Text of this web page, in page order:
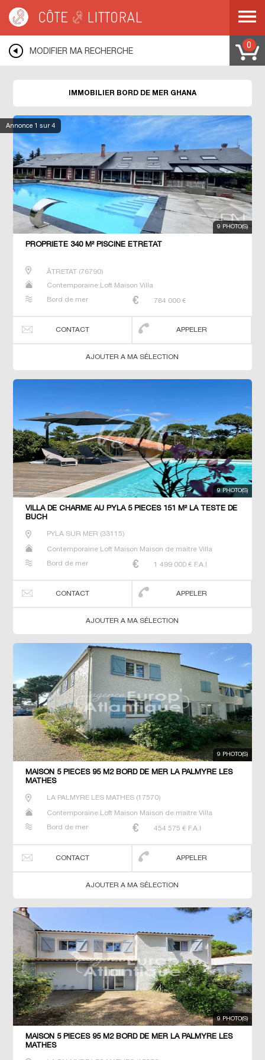
MODIFIER MA RECHERCHE
0
Annonce 1 sur 4
IMMOBILIER BORD DE MER GHANA
9 PHOTO(S)
PROPRIETE 340 M² PISCINE ETRETAT
ÃTRETAT(76790)
Contemporaine Loft Maison Villa
Bord de mer 784 000 €
CONTACT APPELER
AJOUTER A MA SÉLECTION
9 PHOTO(S)
VILLA DE CHARME AU PYLA 5 PIECES 151 M² LA TESTE DE
BUCH
PYLA SUR MER (33115)
Contemporaine Loft Maison Maison de maitre Villa
Bord de mer 1 499 000 € F.A.I
CONTACT APPELER
AJOUTER A MA SÉLECTION
9 PHOTO(S)
MAISON 5 PIECES 95 M2 BORD DE MER LA PALMYRE LES
MATHES
LA PALMYRE LES MATHES(17570)
Contemporaine Loft Maison Maison de maitre Villa
Bord de mer 454 575 € F.A.I
CONTACT APPELER
AJOUTER A MA SÉLECTION
9 PHOTO(S)
MAISON 5 PIECES 95 M2 BORD DE MER LA PALMYRE LES
MATHES